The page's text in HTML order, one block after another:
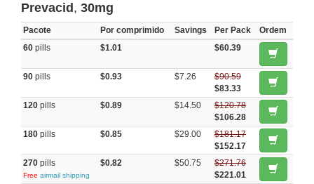
Prevacid , 30mg
Pacote Por comprimido Savings Per Pack
Ordem
60 pills $1.01 $60.39
90 pills $0.93 $7.26
$90.59
$83.33
120 pills $0.89 $14.50
$120.78
$106.28
180 pills $0.85 $29.00
$181.17
$152.17
270 pills
Free airmail shipping
$0.82 $50.75
$271.76
$221.01